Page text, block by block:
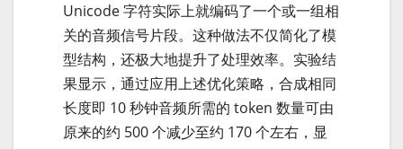
Unicode 字符实际上就编码了一个或一组相
关的音频信号片段。这种做法不仅简化了模
型结构，还极大地提升了处理效率。实验结
果显示，通过应用上述优化策略，合成相同
长度即 10 秒钟音频所需的 token 数量可由
原来的约 500 个减少至约 170 个左右，显